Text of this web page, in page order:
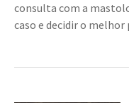
consulta com a
caso e decidir o